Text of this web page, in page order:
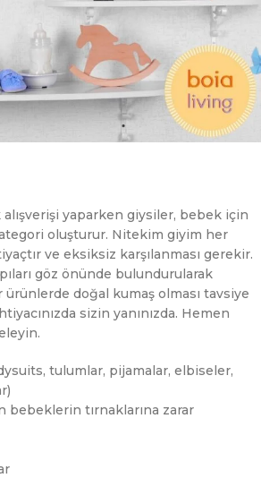
yaparken giysiler, bebek için
oluşturur. Nitekim giyim her
ve eksiksiz karşılanması gerekir.
göz önünde bulundurularak
ürünlerde doğal kumaş olması tavsiye
sizin yanınızda. Hemen
tulumlar, pijamalar, elbiseler,
bebeklerin tırnaklarına zarar